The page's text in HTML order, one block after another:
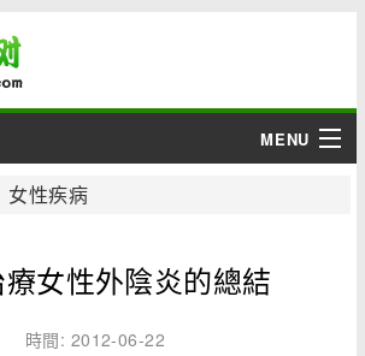
MENU
女性疾病
女性外陰炎的總結
時間: 2012-06-22